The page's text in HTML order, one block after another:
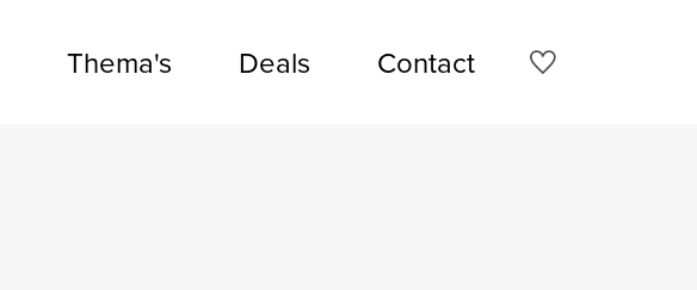
Thema's Deals Contact